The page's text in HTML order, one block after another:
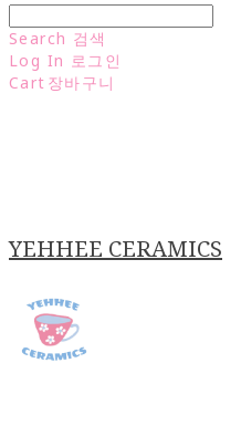
Search 검색
Log In 로그인
Cart 장바구니
YEHHEE CERAMICS